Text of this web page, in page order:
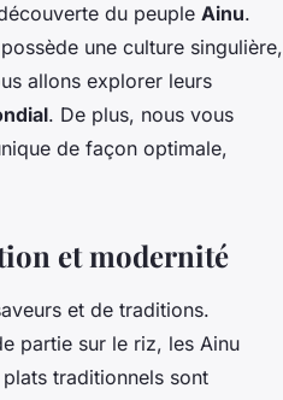
du peuple Ainu.
une culture singulière,
allons explorer leurs
. De plus, nous vous
de façon optimale,
et modernité
et de traditions.
partie sur le riz, les Ainu
traditionnels sont